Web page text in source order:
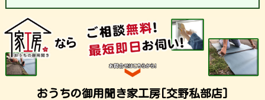
おうちの御用聞き家工房[交野私部店]